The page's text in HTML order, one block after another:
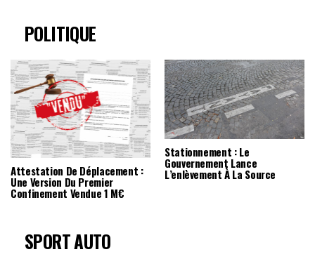
POLITIQUE
Attestation De Déplacement :
Une Version Du Premier
Confinement Vendue 1 M€
Stationnement : Le
Gouvernement Lance
L’enlèvement À La Source
SPORT AUTO